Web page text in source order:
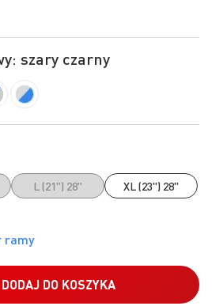
szary czarny
L (21") 28" XL (23") 28"
DODAJ DO KOSZYKA